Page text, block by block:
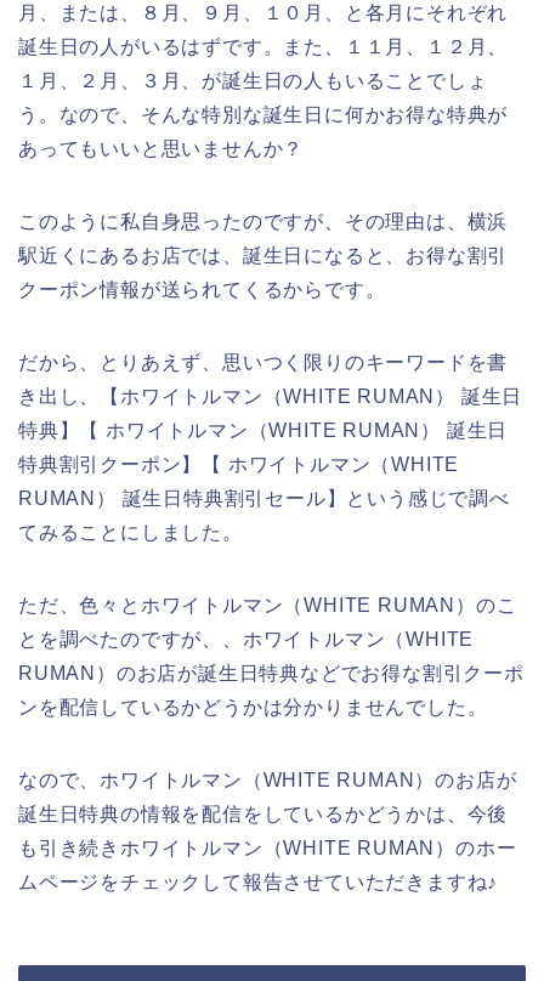
月、または、８月、９月、１０月、と各月にそれぞれ
誕生日の人がいるはずです。また、１１月、１２月、
１月、２月、３月、が誕生日の人もいることでしょ
う。なので、そんな特別な誕生日に何かお得な特典が
あってもいいと思いませんか？
このように私自身思ったのですが、その理由は、横浜
駅近くにあるお店では、誕生日になると、お得な割引
クーポン情報が送られてくるからです。
だから、とりあえず、思いつく限りのキーワードを書
き出し、【ホワイトルマン（WHITE RUMAN） 誕生日
特典】【 ホワイトルマン（WHITE RUMAN） 誕生日
特典割引クーポン】【 ホワイトルマン（WHITE
RUMAN） 誕生日特典割引セール】という感じで調べ
てみることにしました。
ただ、色々とホワイトルマン（WHITE RUMAN）のこ
とを調べたのですが、、ホワイトルマン（WHITE
RUMAN）のお店が誕生日特典などでお得な割引クーポ
ンを配信しているかどうかは分かりませんでした。
なので、ホワイトルマン（WHITE RUMAN）のお店が
誕生日特典の情報を配信をしているかどうかは、今後
も引き続きホワイトルマン（WHITE RUMAN）のホー
ムページをチェックして報告させていただきますね♪